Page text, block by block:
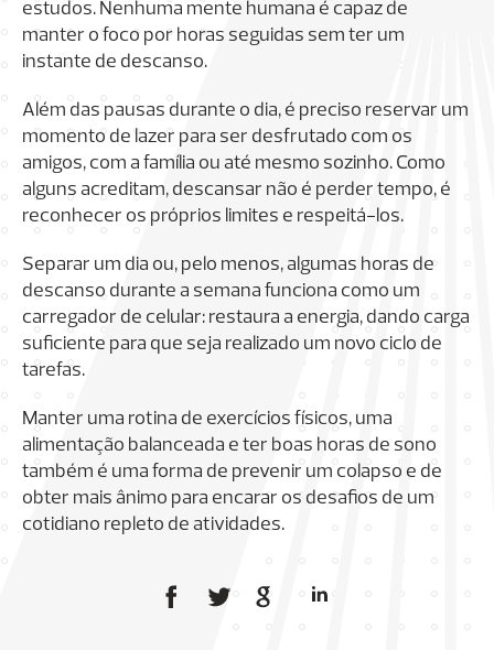
estudos. Nenhuma mente humana é capaz de
manter o foco por horas seguidas sem ter um
instante de descanso.
Além das pausas durante o dia, é preciso reservar um
momento de lazer para ser desfrutado com os
amigos, com a família ou até mesmo sozinho. Como
alguns acreditam, descansar não é perder tempo, é
reconhecer os próprios limites e respeitá-los.
Separar um dia ou, pelo menos, algumas horas de
descanso durante a semana funciona como um
carregador de celular: restaura a energia, dando carga
suficiente para que seja realizado um novo ciclo de
tarefas.
Manter uma rotina de exercícios físicos, uma
alimentação balanceada e ter boas horas de sono
também é uma forma de prevenir um colapso e de
obter mais ânimo para encarar os desafios de um
cotidiano repleto de atividades.